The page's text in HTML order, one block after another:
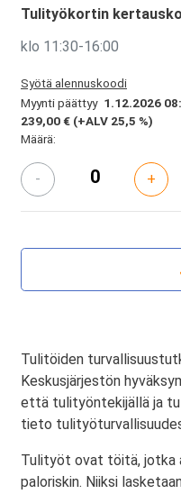
Tulityökortin
klo 11:30-16:00
Syötä alennuskoodi
Myynti päättyy 1.12.2026
239,00 € (+ALV 25,5 %)
Määrä:
- +
Tulitöiden
Keskusjärjestön
että tulityöntekijällä ja
tieto
Tulityöt ovat töitä, jotka
paloriskin. Niiksi